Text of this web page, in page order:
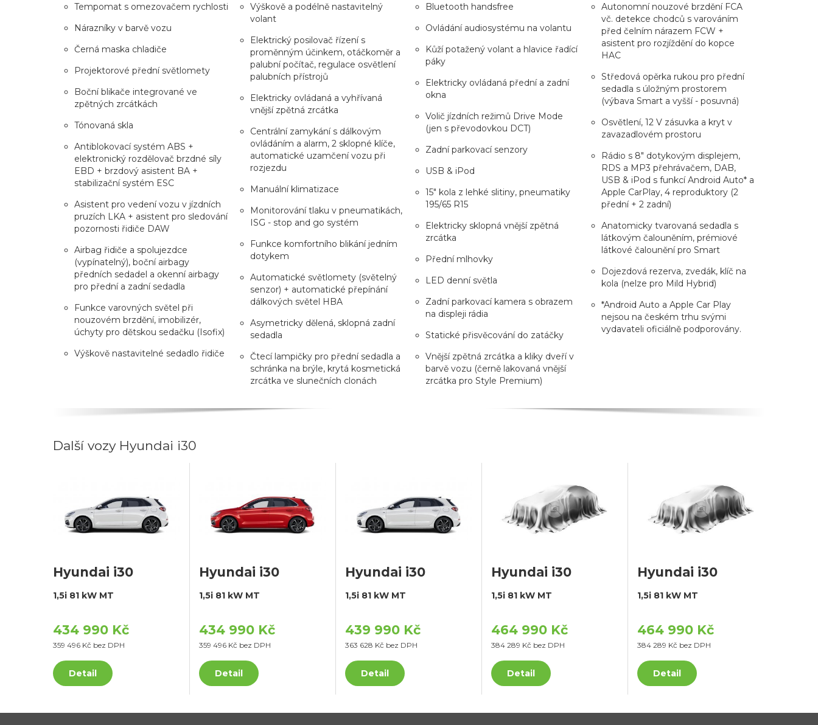
Tempomat s omezovačem rychlosti
Nárazníky v barvě vozu
Černá maska chladiče
Projektorové přední světlomety
Boční blikače integrované ve
zpětných zrcátkách
Tónovaná skla
Antiblokovací systém ABS +
elektronický rozdělovač brzdné síly
EBD + brzdový asistent BA +
stabilizační systém ESC
Asistent pro vedení vozu v jízdních
pruzích LKA + asistent pro sledování
pozornosti řidiče DAW
Airbag řidiče a spolujezdce
(vypínatelný), boční airbagy
předních sedadel a okenní airbagy
pro přední a zadní sedadla
Funkce varovných světel při
nouzovém brzdění, imobilizér,
úchyty pro dětskou sedačku (Isofix)
Výškově nastavitelné sedadlo řidiče
Výškově a podélně nastavitelný
volant
Elektrický posilovač řízení s
proměnným účinkem, otáčkoměr a
palubní počítač, regulace osvětlení
palubních přístrojů
Elektricky ovládaná a vyhřívaná
vnější zpětná zrcátka
Centrální zamykání s dálkovým
ovládáním a alarm, 2 sklopné klíče,
automatické uzamčení vozu při
rozjezdu
Manuální klimatizace
Monitorování tlaku v pneumatikách,
ISG - stop and go systém
Funkce komfortního blikání jedním
dotykem
Automatické světlomety (světelný
senzor) + automatické přepínání
dálkových světel HBA
Asymetricky dělená, sklopná zadní
sedadla
Čtecí lampičky pro přední sedadla a
schránka na brýle, krytá kosmetická
zrcátka ve slunečních clonách
Bluetooth handsfree
Ovládání audiosystému na volantu
Kůží potažený volant a hlavice řadící
páky
Elektricky ovládaná přední a zadní
okna
Volič jízdních režimů Drive Mode
(jen s převodovkou DCT)
Zadní parkovací senzory
USB & iPod
15" kola z lehké slitiny, pneumatiky
195/65 R15
Elektricky sklopná vnější zpětná
zrcátka
Přední mlhovky
LED denní světla
Zadní parkovací kamera s obrazem
na displeji rádia
Statické přisvěcování do zatáčky
Vnější zpětná zrcátka a kliky dveří v
barvě vozu (černě lakovaná vnější
zrcátka pro Style Premium)
Autonomní nouzové brzdění FCA
vč. detekce chodců s varováním
před čelním nárazem FCW +
asistent pro rozjíždění do kopce
HAC
Středová opěrka rukou pro přední
sedadla s úložným prostorem
(výbava Smart a vyšší - posuvná)
Osvětlení, 12 V zásuvka a kryt v
zavazadlovém prostoru
Rádio s 8" dotykovým displejem,
RDS a MP3 přehrávačem, DAB,
USB & iPod s funkcí Android Auto* a
Apple CarPlay, 4 reproduktory (2
přední + 2 zadní)
Anatomicky tvarovaná sedadla s
látkovým čalouněním, prémiové
látkové čalounění pro Smart
Dojezdová rezerva, zvedák, klíč na
kola (nelze pro Mild Hybrid)
*Android Auto a Apple Car Play
nejsou na českém trhu svými
vydavateli oficiálně podporovány.
Další vozy Hyundai i30
Hyundai i30
1,5i 81 kW MT
434 990 Kč
359 496 Kč bez DPH
Detail
Hyundai i30
1,5i 81 kW MT
434 990 Kč
359 496 Kč bez DPH
Detail
Hyundai i30
1,5i 81 kW MT
439 990 Kč
363 628 Kč bez DPH
Detail
Hyundai i30
1,5i 81 kW MT
464 990 Kč
384 289 Kč bez DPH
Detail
Hyundai i30
1,5i 81 kW MT
464 990 Kč
384 289 Kč bez DPH
Detail